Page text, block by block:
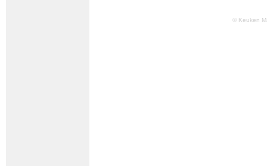
© Keuken